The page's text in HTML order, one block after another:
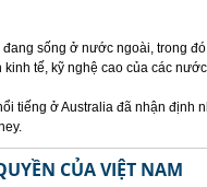
sống ở nước ngoài, trong
tế, kỹ nghệ cao của các
tiếng ở Australia đã nhận định
CỦA VIỆT NAM